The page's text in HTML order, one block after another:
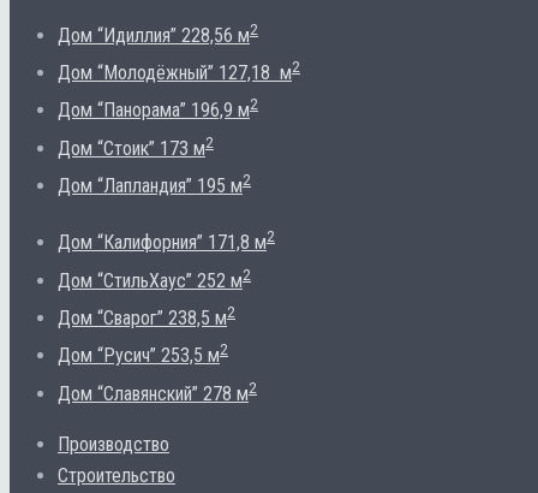
Дом “Идиллия” 228,56 м2
Дом “Молодёжный” 127,18 м2
Дом “Панорама” 196,9 м2
Дом “Стоик” 173 м2
Дом “Лапландия” 195 м2
Дом “Калифорния” 171,8 м2
Дом “СтильХаус” 252 м2
Дом “Сварог” 238,5 м2
Дом “Русич” 253,5 м2
Дом “Славянский” 278 м2
Производство
Строительство